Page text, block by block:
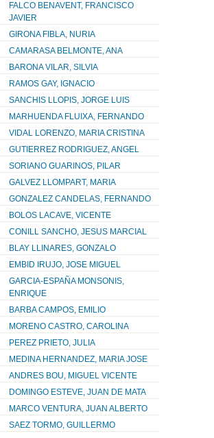
FALCO BENAVENT, FRANCISCO
JAVIER
GIRONA FIBLA, NURIA
CAMARASA BELMONTE, ANA
BARONA VILAR, SILVIA
RAMOS GAY, IGNACIO
SANCHIS LLOPIS, JORGE LUIS
MARHUENDA FLUIXA, FERNANDO
VIDAL LORENZO, MARIA CRISTINA
GUTIERREZ RODRIGUEZ, ANGEL
SORIANO GUARINOS, PILAR
GALVEZ LLOMPART, MARIA
GONZALEZ CANDELAS, FERNANDO
BOLOS LACAVE, VICENTE
CONILL SANCHO, JESUS MARCIAL
BLAY LLINARES, GONZALO
EMBID IRUJO, JOSE MIGUEL
GARCIA-ESPAÑA MONSONIS,
ENRIQUE
BARBA CAMPOS, EMILIO
MORENO CASTRO, CAROLINA
PEREZ PRIETO, JULIA
MEDINA HERNANDEZ, MARIA JOSE
ANDRES BOU, MIGUEL VICENTE
DOMINGO ESTEVE, JUAN DE MATA
MARCO VENTURA, JUAN ALBERTO
SAEZ TORMO, GUILLERMO